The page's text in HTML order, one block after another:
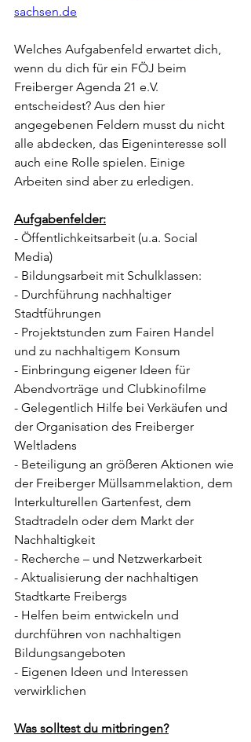
sachsen.de
Welches Aufgabenfeld erwartet dich,
wenn du dich für ein FÖJ beim
Freiberger Agenda 21 e.V.
entscheidest? Aus den hier
angegebenen Feldern musst du nicht
alle abdecken, das Eigeninteresse soll
auch eine Rolle spielen. Einige
Arbeiten sind aber zu erledigen.
Aufgabenfelder:
- Öffentlichkeitsarbeit (u.a. Social
Media)
- Bildungsarbeit mit Schulklassen:
- Durchführung nachhaltiger
Stadtführungen
- Projektstunden zum Fairen Handel
und zu nachhaltigem Konsum
- Einbringung eigener Ideen für
Abendvorträge und Clubkinofilme
- Gelegentlich Hilfe bei Verkäufen und
der Organisation des Freiberger
Weltladens
- Beteiligung an größeren Aktionen wie
der Freiberger Müllsammelaktion, dem
Interkulturellen Gartenfest, dem
Stadtradeln oder dem Markt der
Nachhaltigkeit
- Recherche – und Netzwerkarbeit
- Aktualisierung der nachhaltigen
Stadtkarte Freibergs
- Helfen beim entwickeln und
durchführen von nachhaltigen
Bildungsangeboten
- Eigenen Ideen und Interessen
verwirklichen
Was solltest du mitbringen?